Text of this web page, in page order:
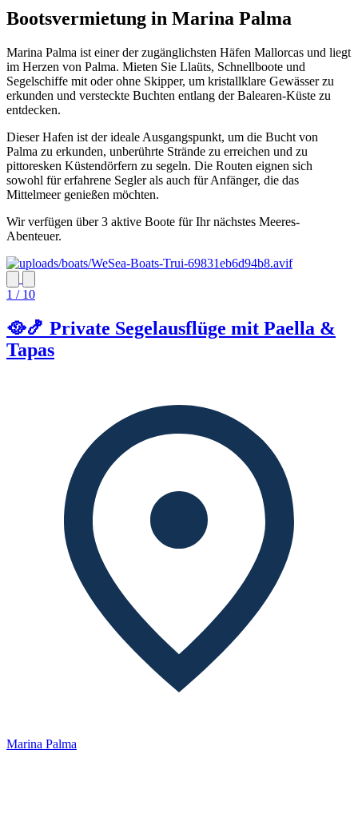
Bootsvermietung in Marina Palma
Marina Palma ist einer der zugänglichsten Häfen Mallorcas und liegt
im Herzen von Palma. Mieten Sie Llaüts, Schnellboote und
Segelschiffe mit oder ohne Skipper, um kristallklare Gewässer zu
erkunden und versteckte Buchten entlang der Balearen-Küste zu
entdecken.
Dieser Hafen ist der ideale Ausgangspunkt, um die Bucht von
Palma zu erkunden, unberührte Strände zu erreichen und zu
pittoresken Küstendörfern zu segeln. Die Routen eignen sich
sowohl für erfahrene Segler als auch für Anfänger, die das
Mittelmeer genießen möchten.
Wir verfügen über 3 aktive Boote für Ihr nächstes Meeres-
Abenteuer.
1 / 10
🥘🍤 Private Segelausflüge mit Paella &
Tapas
Marina Palma